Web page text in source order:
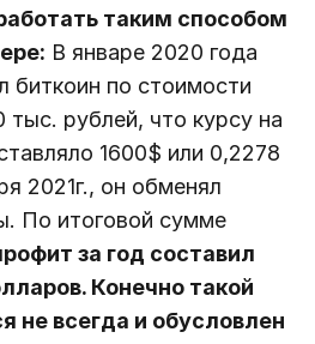
таким способом
В январе 2020 года
биткоин по стоимости
рублей, что курсу на
1600$ или 0,2278
2021г., он обменял
По итоговой сумме
за год составил
Конечно такой
не всегда и обусловлен